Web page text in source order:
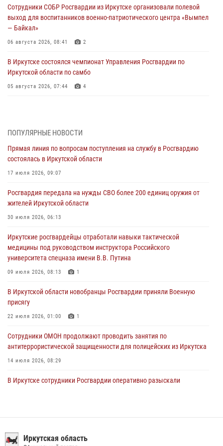
Сотрудники СОБР Росгвардии из Иркутске организовали полевой
выход для воспитанников военно-патриотического центра «Вымпел
— Байкал»
06 августа 2026, 08:41 2
В Иркутске состоялся чемпионат Управления Росгвардии по
Иркутской области по самбо
05 августа 2026, 07:44 4
04 августа 2026, 07:14 3
Росгвардейцы потушили загоревшийся автомобиль в Иркутске
03 августа 2026, 04:55
Дню Воздушно-десантных войск в Иркутской области
03 августа 2026, 03:32
сердца к сердцу» (видео)
31 июля 2026, 04:37 1
Сотрудники Росгвардии нашли и вернули родственникам
30 июля 2026, 07:37
ПОПУЛЯРНЫЕ НОВОСТИ
Прямая линия по вопросам поступления на службу в Росгвардию
состоялась в Иркутской области
17 июля 2026, 09:07
Росгвардия передала на нужды СВО более 200 единиц оружия от
жителей Иркутской области
30 июля 2026, 06:13
Иркутские росгвардейцы отработали навыки тактической
медицины под руководством инструктора Российского
университета спецназа имени В.В. Путина
09 июля 2026, 08:13 1
В Иркутской области новобранцы Росгвардии приняли Военную
присягу
22 июля 2026, 01:00 1
Сотрудники ОМОН продолжают проводить занятия по
антитеррористической защищенности для полицейских из Иркутска
14 июля 2026, 08:29
В Иркутске сотрудники Росгвардии оперативно разыскали
преступной группы, организовавшей бизнес по оказанию интим-
Иркутская область